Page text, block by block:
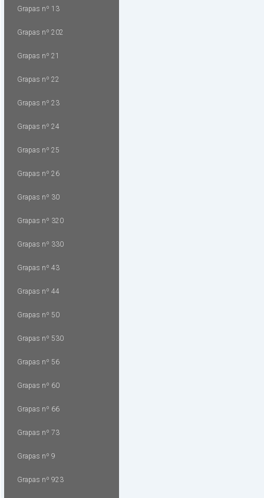
Grapas nº 13
Grapas nº 202
Grapas nº 21
Grapas nº 22
Grapas nº 23
Grapas nº 24
Grapas nº 25
Grapas nº 26
Grapas nº 30
Grapas nº 320
Grapas nº 330
Grapas nº 43
Grapas nº 44
Grapas nº 50
Grapas nº 530
Grapas nº 56
Grapas nº 60
Grapas nº 66
Grapas nº 73
Grapas nº 9
Grapas nº 923